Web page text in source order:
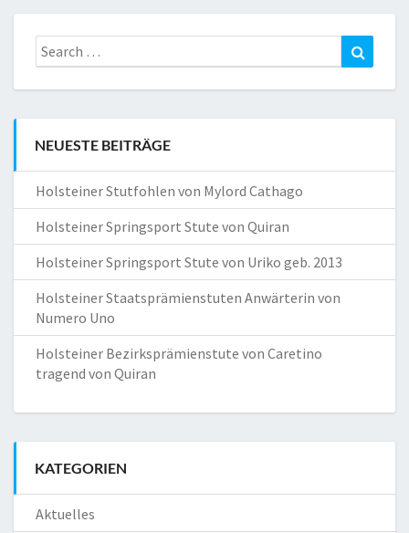
Search
for:
NEUESTE BEITRÄGE
Holsteiner Stutfohlen von Mylord Cathago
Holsteiner Springsport Stute von Quiran
Holsteiner Springsport Stute von Uriko geb. 2013
Holsteiner Staatsprämienstuten Anwärterin von
Numero Uno
Holsteiner Bezirksprämienstute von Caretino
tragend von Quiran
KATEGORIEN
Aktuelles